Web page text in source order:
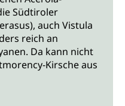
Südtiroler
auch Vistula
reich an
Da kann nicht
Kirsche aus